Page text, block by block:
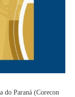
do Paraná (Corecon